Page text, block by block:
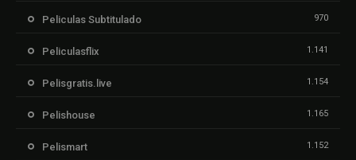
Peliculas Subtitulado 970
Peliculasflix 1.141
Pelisgratis.live 1.154
Pelishouse 1.165
Pelismart 1.152